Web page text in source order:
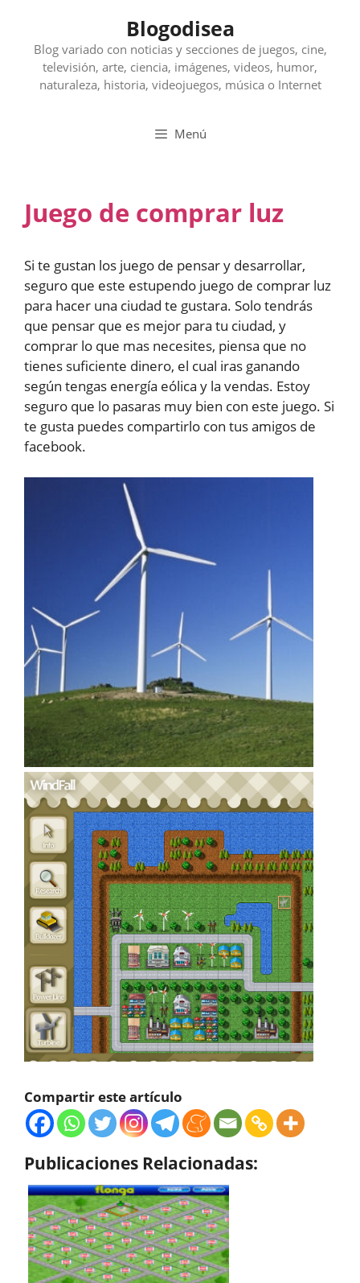
contenido
Blogodisea
Blog variado con noticias y secciones de juegos, cine,
televisión, arte, ciencia, imágenes, videos, humor,
naturaleza, historia, videojuegos, música o Internet
Menú
Juego de comprar luz
Si te gustan los juego de pensar y desarrollar,
seguro que este estupendo juego de comprar luz
para hacer una ciudad te gustara. Solo tendrás
que pensar que es mejor para tu ciudad, y
comprar lo que mas necesites, piensa que no
tienes suficiente dinero, el cual iras ganando
según tengas energía eólica y la vendas. Estoy
seguro que lo pasaras muy bien con este juego. Si
te gusta puedes compartirlo con tus amigos de
facebook.
Compartir este artículo
Publicaciones Relacionadas: